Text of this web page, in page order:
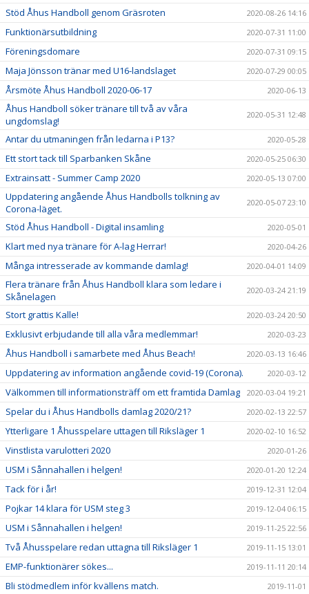
Stöd Åhus Handboll genom Gräsroten 2020-08-26 14:16
Funktionärsutbildning 2020-07-31 11:00
Föreningsdomare 2020-07-31 09:15
Maja Jönsson tränar med U16-landslaget 2020-07-29 00:05
Årsmöte Åhus Handboll 2020-06-17 2020-06-13
Åhus Handboll söker tränare till två av våra
ungdomslag!
2020-05-31 12:48
Antar du utmaningen från ledarna i P13? 2020-05-28
Ett stort tack till Sparbanken Skåne 2020-05-25 06:30
Extrainsatt - Summer Camp 2020 2020-05-13 07:00
Uppdatering angående Åhus Handbolls tolkning av
Corona-läget.
2020-05-07 23:10
Stöd Åhus Handboll - Digital insamling 2020-05-01
Klart med nya tränare för A-lag Herrar! 2020-04-26
Många intresserade av kommande damlag! 2020-04-01 14:09
Flera tränare från Åhus Handboll klara som ledare i
Skånelagen
2020-03-24 21:19
Stort grattis Kalle! 2020-03-24 20:50
Exklusivt erbjudande till alla våra medlemmar! 2020-03-23
Åhus Handboll i samarbete med Åhus Beach! 2020-03-13 16:46
Uppdatering av information angående covid-19 (Corona). 2020-03-12
Välkommen till informationsträff om ett framtida Damlag 2020-03-04 19:21
Spelar du i Åhus Handbolls damlag 2020/21? 2020-02-13 22:57
Ytterligare 1 Åhusspelare uttagen till Riksläger 1 2020-02-10 16:52
Vinstlista varulotteri 2020 2020-01-26
USM i Sånnahallen i helgen! 2020-01-20 12:24
Tack för i år! 2019-12-31 12:04
Pojkar 14 klara för USM steg 3 2019-12-04 06:15
USM i Sånnahallen i helgen! 2019-11-25 22:56
Två Åhusspelare redan uttagna till Riksläger 1 2019-11-15 13:01
EMP-funktionärer sökes... 2019-11-11 20:14
Bli stödmedlem inför kvällens match. 2019-11-01